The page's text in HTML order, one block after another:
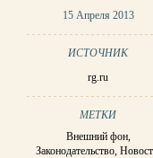
15 Апреля 2013
ИСТОЧНИК
rg.ru
МЕТКИ
Внешний фон,
Законодательство,